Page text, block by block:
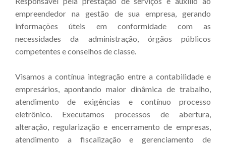
empreendedor na gestão de sua empresa, gerando
informações úteis em conformidade com as
necessidades da administração, órgãos públicos
competentes e conselhos de classe.
Visamos a contínua integração entre a contabilidade e
empresários, apontando maior dinâmica de trabalho,
atendimento de exigências e contínuo processo
eletrônico. Executamos processos de abertura,
alteração, regularização e encerramento de empresas,
atendimento a fiscalização e gerenciamento de